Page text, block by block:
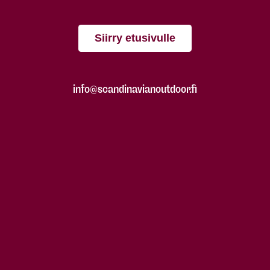
Siirry etusivulle
info@scandinavianoutdoor.fi